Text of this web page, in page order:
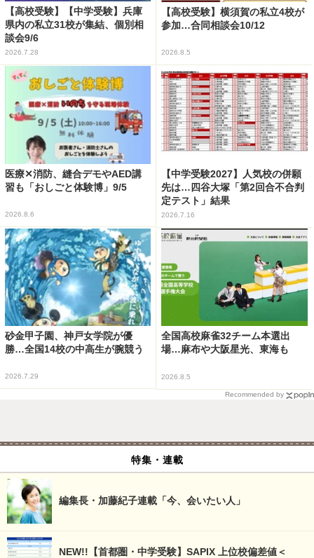
【高校受験】【中学受験】兵庫
県内の私立31校が集結、個別相
談会9/6
2026.7.28
【高校受験】横須賀の私立4校が
参加…合同相談会10/12
2026.8.5
医療✕消防、縫合デモやAED講
習も「おしごと体験博」9/5
2026.8.6
【中学受験2027】人気校の併願
先は…四谷大塚「第2回合不合判
定テスト」結果
2026.7.16
砂金甲子園、神戸女学院が優
勝…全国14校の中高生が腕競う
2026.7.29
全国高校麻雀32チーム本選出
場…麻布や大阪星光、東海も
2026.8.5
Recommended by
特集・連載
編集長・加藤紀子連載「今、会いたい人」
NEW!!【首都圏・中学受験】SAPIX 上位校偏差値＜